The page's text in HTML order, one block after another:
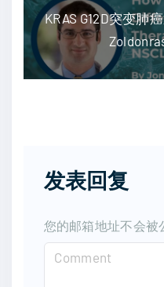
KRAS G12D突变肺
发表回复
您的邮箱地址不会被